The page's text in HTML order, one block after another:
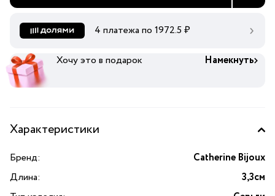
4 платежа по 1972.5 ₽
Хочу это в подарок Намекнуть
Характеристики
Бренд:
Catherine Bijoux
Длина:
3,3см